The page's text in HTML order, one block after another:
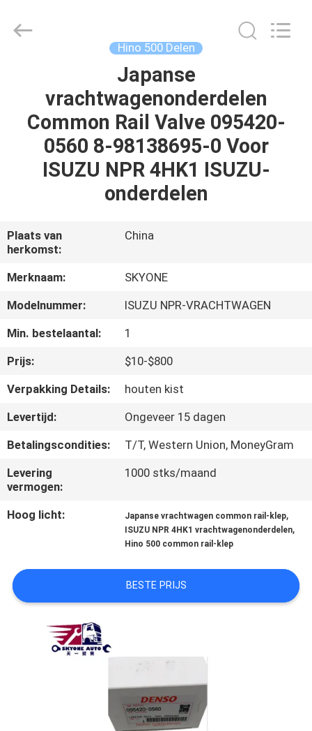
PRODUCTEN
ONGEVEER
FABRIEKSREIS
KWALITEITSCONTROLE
ONS
NIEUWS
OM EEN
CITAAT
SITEMAP
PRIVACY
POLICY
Hino 500 Delen
Japanse
vrachtwagenonderdelen
Common Rail Valve 095420-
0560 8-98138695-0 Voor
ISUZU NPR 4HK1 ISUZU-
onderdelen
Plaats van
herkomst:
China
Merknaam:
SKYONE
Modelnummer:
ISUZU NPR-VRACHTWAGEN
Min. bestelaantal:
1
Prijs:
$10-$800
Verpakking Details:
houten kist
Levertijd:
Ongeveer 15 dagen
Betalingscondities:
T/T, Western Union, MoneyGram
Levering
vermogen:
1000 stks/maand
Hoog licht: Japanse vrachtwagen common rail-klep,
ISUZU NPR 4HK1 vrachtwagenonderdelen,
Hino 500 common rail-klep
BESTE PRIJS